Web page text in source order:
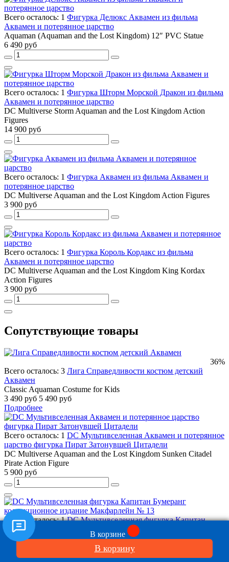
Всего осталось: 1 Фигурка Делюкс Аквамен из фильма
Аквамен и потерянное царство
Aquaman (Aquaman and the Lost Kingdom) 12″ PVC Statue
6 490 руб
Всего осталось: 1 Фигурка Шторм Морской Дракон из фильма
Аквамен и потерянное царство
DC Multiverse Storm Aquaman and the Lost Kingdom Action
Figures
14 900 руб
Всего осталось: 1 Фигурка Аквамен из фильма Аквамен и
потерянное царство
DC Multiverse Aquaman and the Lost Kingdom Action Figures
3 900 руб
Всего осталось: 1 Фигурка Король Кордакс из фильма
Аквамен и потерянное царство
DC Multiverse Aquaman and the Lost Kingdom King Kordax
Action Figures
3 900 руб
Сопутствующие товары
36%
Всего осталось: 3 Лига Справедливости костюм детский
Аквамен
Classic Aquaman Costume for Kids
3 490 руб 5 490 руб
Подробнее
Всего осталось: 1 DC Мультивселенная Аквамен и потерянное
царство фигурка Пират Затонувшей Цитадели
DC Multiverse Aquaman and the Lost Kingdom Sunken Citadel
Pirate Action Figure
5 900 руб
Всего осталось: 1DC Мультивселенная фигурка Капитан
Бумеранг коллекционное издание Макфарлейн № 13
Captain Boomerang (The Flash) McFarlane Collector Edition #13
В корзине
В корзину